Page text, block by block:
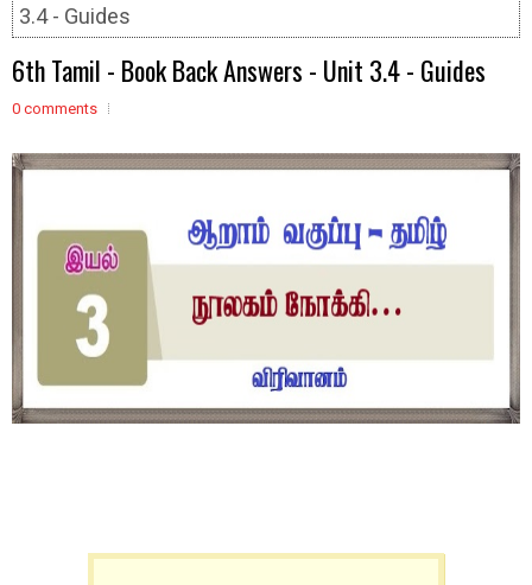
3.4 - Guides
6th Tamil - Book Back Answers - Unit 3.4 - Guides
0 comments